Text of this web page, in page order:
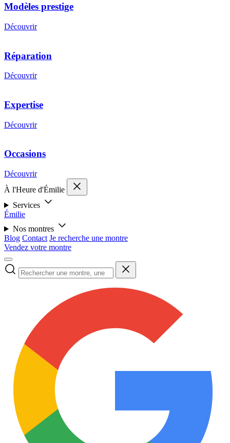
Modèles prestige
Découvrir
Réparation
Découvrir
Expertise
Découvrir
Occasions
Découvrir
À l'Heure d'Émilie
Services
Émilie
Nos montres
Blog Contact Je recherche une montre
Vendez votre montre